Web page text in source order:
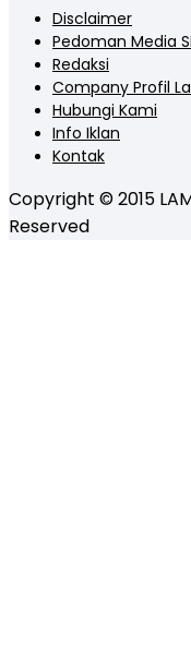
Disclaimer
Pedoman Media
Redaksi
Company Profil
Hubungi Kami
Info Iklan
Kontak
Copyright © 2015
Reserved